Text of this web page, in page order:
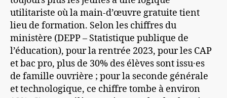
utilitariste où la main-d’œuvre gratuite tient
lieu de formation. Selon les chiffres du
ministère (DEPP – Statistique publique de
l’éducation), pour la rentrée 2023, pour les CAP
et bac pro, plus de 30% des élèves sont issu·es
de famille ouvrière ; pour la seconde générale
et technologique, ce chiffre tombe à environ